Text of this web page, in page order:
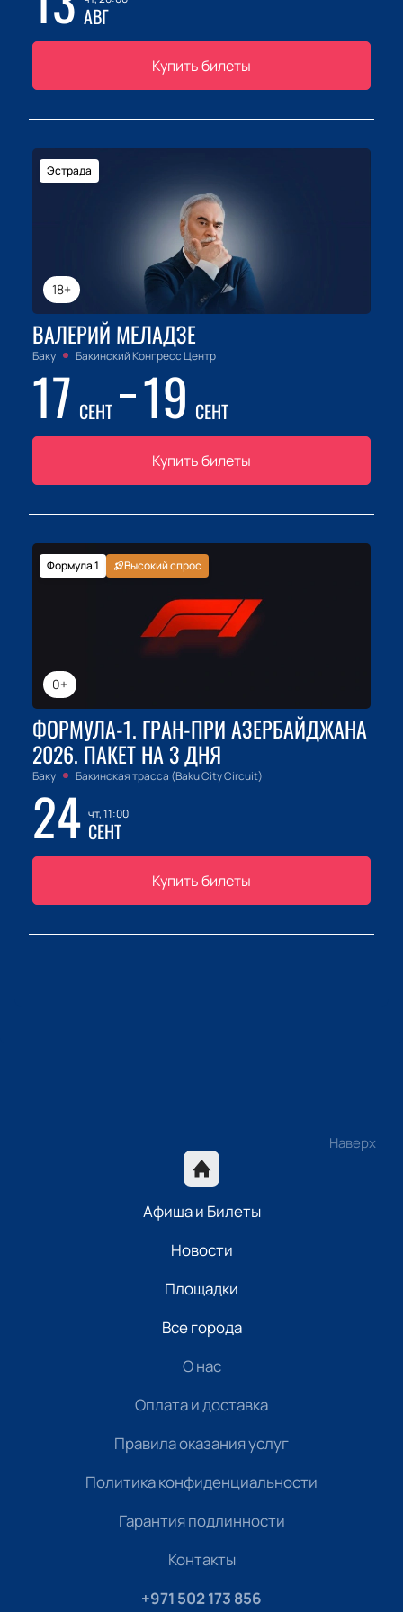
АВГ
Купить билеты
18+
Эстрада
ВАЛЕРИЙ МЕЛАДЗЕ
Баку Бакинский Конгресс Центр
17 СЕНТ 19 СЕНТ
Купить билеты
0+
Формула 1 Высокий спрос
ФОРМУЛА-1. ГРАН-ПРИ АЗЕРБАЙДЖАНА
2026. ПАКЕТ НА 3 ДНЯ
Баку Бакинская трасса (Baku City Circuit)
24 чт, 11:00
СЕНТ
Купить билеты
Наверх
Афиша и Билеты
Новости
Площадки
Все города
О нас
Оплата и доставка
Правила оказания услуг
Политика конфиденциальности
Гарантия подлинности
Контакты
+971 502 173 856